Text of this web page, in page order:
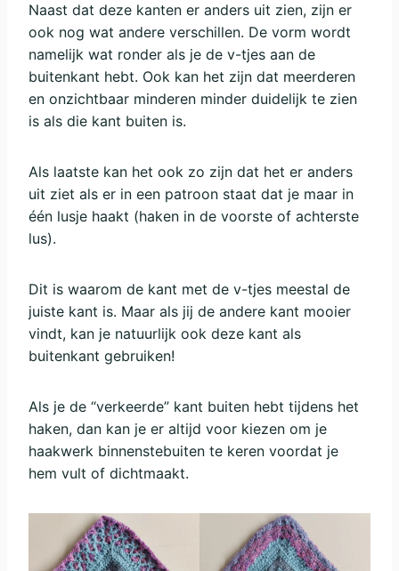
Naast dat deze kanten er anders uit zien, zijn er
ook nog wat andere verschillen. De vorm wordt
namelijk wat ronder als je de v-tjes aan de
buitenkant hebt. Ook kan het zijn dat meerderen
en onzichtbaar minderen minder duidelijk te zien
is als die kant buiten is.
Als laatste kan het ook zo zijn dat het er anders
uit ziet als er in een patroon staat dat je maar in
één lusje haakt (haken in de voorste of achterste
lus).
Dit is waarom de kant met de v-tjes meestal de
juiste kant is. Maar als jij de andere kant mooier
vindt, kan je natuurlijk ook deze kant als
buitenkant gebruiken!
Als je de “verkeerde” kant buiten hebt tijdens het
haken, dan kan je er altijd voor kiezen om je
haakwerk binnenstebuiten te keren voordat je
hem vult of dichtmaakt.